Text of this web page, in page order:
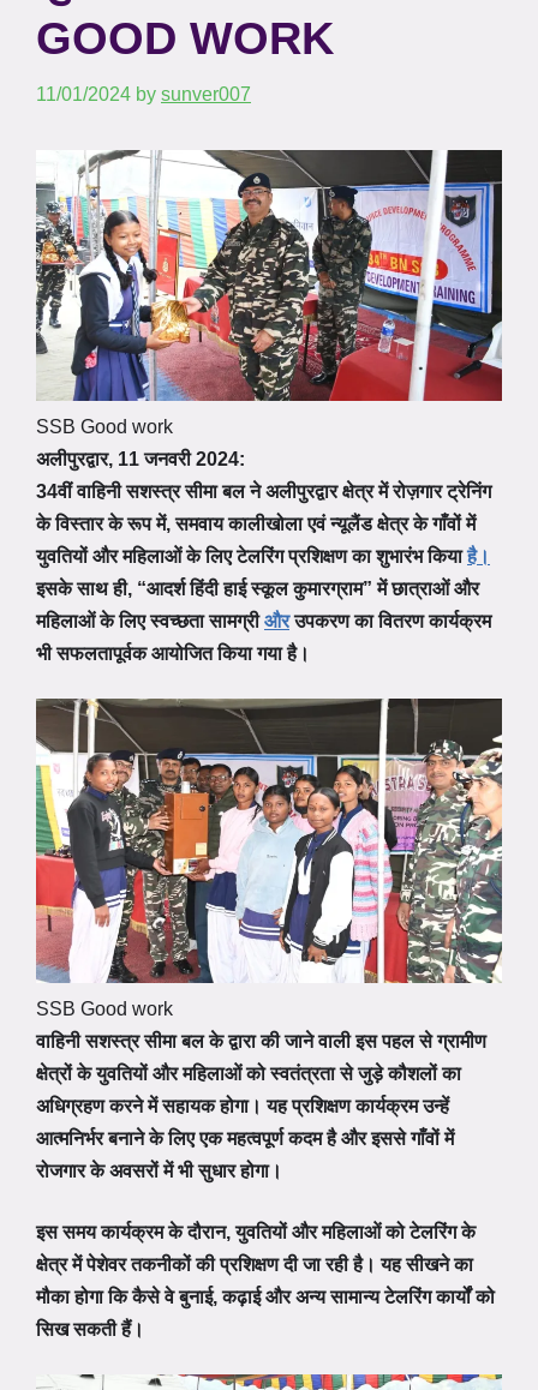
GOOD WORK
11/01/2024 by sunver007
SSB Good work
अलीपुरद्वार, 11 जनवरी 2024:
34वीं वाहिनी सशस्त्र सीमा बल ने अलीपुरद्वार क्षेत्र में रोज़गार ट्रेनिंग
के विस्तार के रूप में, समवाय कालीखोला एवं न्यूलैंड क्षेत्र के गाँवों में
युवतियों और महिलाओं के लिए टेलरिंग प्रशिक्षण का शुभारंभ कियाहै।
इसके साथ ही, “आदर्श हिंदी हाई स्कूल कुमारग्राम” में छात्राओं और
महिलाओं के लिए स्वच्छता सामग्रीऔरउपकरण का वितरण कार्यक्रम
भी सफलतापूर्वक आयोजित किया गया है।
SSB Good work
वाहिनी सशस्त्र सीमा बल के द्वारा की जाने वाली इस पहल से ग्रामीण
क्षेत्रों के युवतियों और महिलाओं को स्वतंत्रता से जुड़े कौशलों का
अधिग्रहण करने में सहायक होगा। यह प्रशिक्षण कार्यक्रम उन्हें
आत्मनिर्भर बनाने के लिए एक महत्वपूर्ण कदम है और इससे गाँवों में
रोजगार के अवसरों में भी सुधार होगा।
इस समय कार्यक्रम के दौरान, युवतियों और महिलाओं को टेलरिंग के
क्षेत्र में पेशेवर तकनीकों की प्रशिक्षण दी जा रही है। यह सीखने का
मौका होगा कि कैसे वे बुनाई, कढ़ाई और अन्य सामान्य टेलरिंग कार्यों को
सिख सकती हैं।